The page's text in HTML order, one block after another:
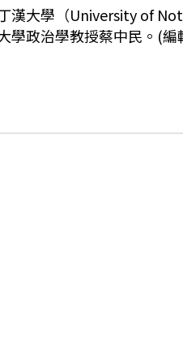
漢大學（University of
學政治學教授蔡中民。(編